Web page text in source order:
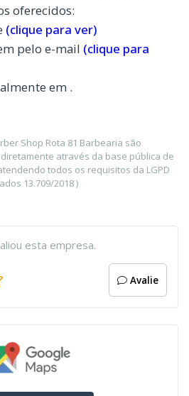
oferecidos:
(clique para ver)
pelo e-mail (clique para
em .
Shop Rota 81 Barbearia são
através da base pública de
todos os requisitos da LGPD
13.709/2018 )
esta empresa.
Avalie